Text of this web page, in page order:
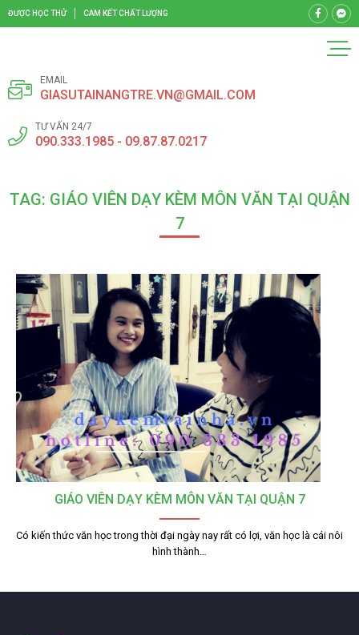
ĐƯỢC HỌC THỬ CAM KẾT CHẤT LƯỢNG
EMAIL
GIASUTAINANGTRE.VN@GMAIL.COM
TƯ VẤN 24/7
090.333.1985 - 09.87.87.0217
TAG: GIÁO VIÊN DẠY KÈM MÔN VĂN TẠI QUẬN
7
GIÁO VIÊN DẠY KÈM MÔN VĂN TẠI QUẬN 7
Có kiến thức văn học trong thời đại ngày nay rất có lợi, văn học là cái nôi
hình thành…